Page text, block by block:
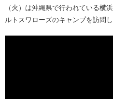
（火）は沖縄県で行われている横
ルトスワローズのキャンプを訪問し